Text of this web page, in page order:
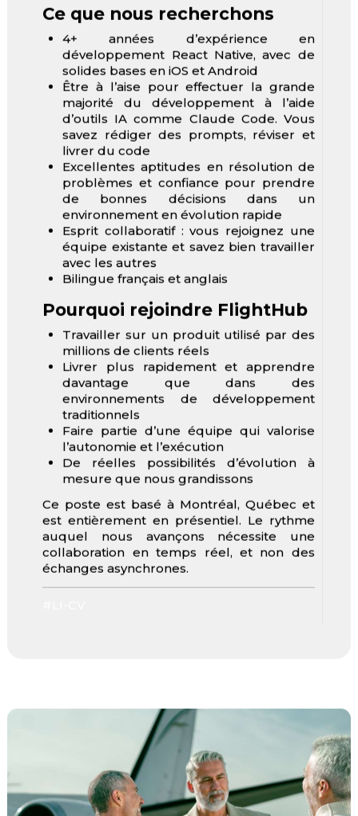
Ce que nous recherchons
4+ années d’expérience en
développement React Native, avec de
solides bases en iOS et Android
Être à l’aise pour effectuer la grande
majorité du développement à l’aide
d’outils IA comme Claude Code. Vous
savez rédiger des prompts, réviser et
livrer du code
Excellentes aptitudes en résolution de
problèmes et confiance pour prendre
de bonnes décisions dans un
environnement en évolution rapide
Esprit collaboratif : vous rejoignez une
équipe existante et savez bien travailler
avec les autres
Bilingue français et anglais
Pourquoi rejoindre FlightHub
Travailler sur un produit utilisé par des
millions de clients réels
Livrer plus rapidement et apprendre
davantage que dans des
environnements de développement
traditionnels
Faire partie d’une équipe qui valorise
l’autonomie et l’exécution
De réelles possibilités d’évolution à
mesure que nous grandissons
Ce poste est basé à Montréal, Québec et
est entièrement en présentiel. Le rythme
auquel nous avançons nécessite une
collaboration en temps réel, et non des
échanges asynchrones.